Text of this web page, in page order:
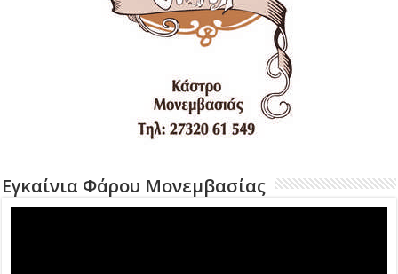
Εγκαίνια Φάρου Μονεμβασίας